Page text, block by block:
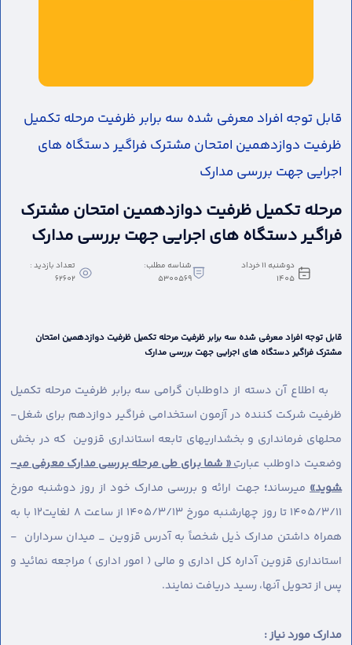
قابل توجه افراد معرفی شده سه برابر ظرفیت مرحله تکمیل
ظرفیت دوازدهمین امتحان مشترک فراگیر دستگاه های
اجرایی جهت بررسی مدارک
مرحله تکمیل ظرفیت دوازدهمین امتحان مشترک
فراگیر دستگاه های اجرایی جهت بررسی مدارک
دوشنبه 11 خرداد
1405
شناسه مطلب:
5300569
تعداد بازدید :
62602
قابل توجه افراد معرفی شده سه برابر ظرفیت مرحله تکمیل ظرفیت دوازدهمین امتحان
مشترک فراگیر دستگاه های اجرایی جهت بررسی مدارک
به اطلاع آن دسته از داوطلبان گرامی سه برابر ظرفیت مرحله تکمیل
ظرفیت شرکت کننده در آزمون استخدامی فراگیر دوازدهم برای شغل-
محل­های فرمانداری و بخشداریهای تابعه استانداری قزوین که در بخش
وضعیت داوطلب عبارت« شما برای طی مرحله بررسی مدارک معرفی می­
شوید»می­رساند؛ جهت ارائه و بررسی مدارک خود از روز دوشنبه مورخ
1405/3/11 تا روز چهارشنبه مورخ 1405/3/13 از ساعت 8 لغایت12 با به
همراه داشتن مدارک ذیل شخصاً به آدرس قزوین _ میدان سرداران -
استانداری قزوین آداره کل اداری و مالی ( امور اداری ) مراجعه نمائید و
پس از تحویل آنها، رسید دریافت نمایند.
مدارک مورد نیاز :